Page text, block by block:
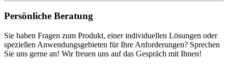
Persönliche Beratung
Sie haben Fragen zum Produkt, einer individuellen Lösungen oder
speziellen Anwendungsgebieten für Ihre Anforderungen? Sprechen
Sie uns gerne an! Wir freuen uns auf das Gespräch mit Ihnen!